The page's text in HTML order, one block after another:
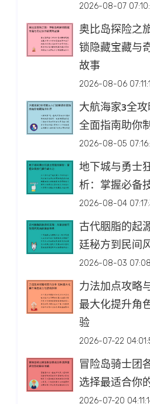
2026-08-07
奥比岛探险之
锁隐藏宝藏与
故事
2026-08-06
大航海家3全
全面指南助你
2026-08-05
地下城与勇士
析：掌握必备
2026-08-04
古代胭脂的起
廷秘方到民间
2026-08-03
力法加点攻略
最大化提升角
验
2026-07-22
冒险岛骑士团
选择最适合你
2026-07-20